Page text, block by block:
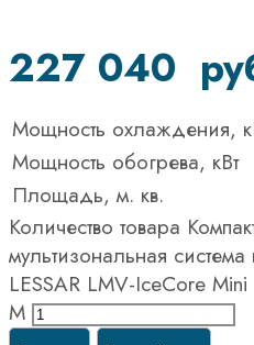
227 040
Мощность охлаждения,
Мощность обогрева, кВт
Площадь, м. кв.
Количество товара
мультизональная
LESSAR LMV-IceCore
M